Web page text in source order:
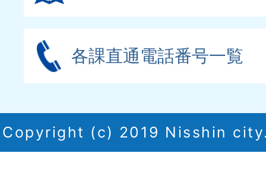
各課直通電話番号一覧
Copyright (c) 2019 Nisshin